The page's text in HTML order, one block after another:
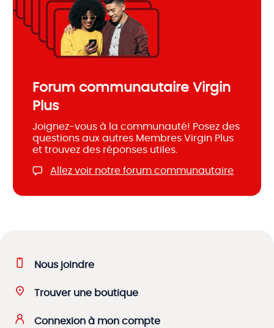
Forum communautaire Virgin
Plus
Joignez-vous à la communauté! Posez des
questions aux autres Membres Virgin Plus
et trouvez des réponses utiles.
Allez voir notre forum communautaire
Nous joindre
Trouver une boutique
Connexion à mon compte